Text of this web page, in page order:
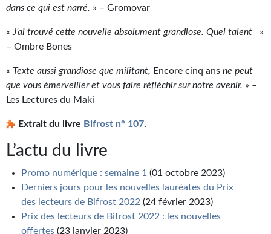
Sans DRM
BIFROST
En numérique
Le blog
Le prix des lecteurs
GOODIES
dans ce qui est narré. » – Gromovar
« J’ai trouvé cette nouvelle absolument grandiose. Quel talent
»
– Ombre Bones
« Texte aussi grandiose que militant, Encore cinq ans ne peut
que vous émerveiller et vous faire réfléchir sur notre avenir. » –
Les Lectures du Maki
Extrait du livre Bifrost n° 107.
L’actu du livre
Promo numérique : semaine 1 (01 octobre 2023)
Derniers jours pour les nouvelles lauréates du Prix
des lecteurs de Bifrost 2022 (24 février 2023)
Prix des lecteurs de Bifrost 2022 : les nouvelles
offertes (23 janvier 2023)